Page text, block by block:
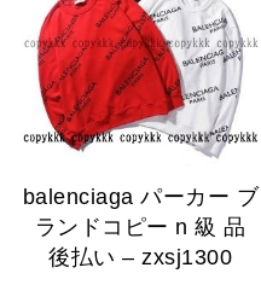
balenciaga パーカー ブ
ランドコピー n 級 品
後払い – zxsj1300